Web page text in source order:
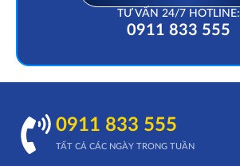
TƯ VẤN 24/7 HOTLINE:
0911 833 555
0911 833 555
TẤT CẢ CÁC NGÀY TRONG TUẦN